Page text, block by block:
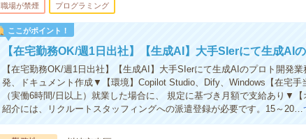
職場が禁煙 プログラミング
ここがポイント！
【在宅勤務OK/週1日出社】【生成AI】大手SIerにて生成AI
【在宅勤務OK/週1日出社】【生成AI】大手SIerにて生成AIのプロト開発
発、ドキュメント作成▼【環境】Copilot Studio、Dify、Windows【在宅手
（実働6時間/日以上）就業した場合に、 規定に基づき月額で支給あり▼
紹介には、リクルートスタッフィングへの派遣登録が必要です。15～20…